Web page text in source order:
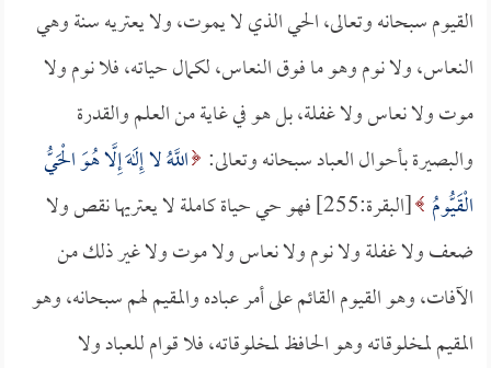
القيوم سبحانه وتعالى، الحي الذي لا يموت، ولا يعتريه سنة وهي
النعاس، ولا نوم وهو ما فوق النعاس، لكمال حياته، فلا نوم ولا
موت ولا نعاس ولا غفلة، بل هو في غاية من العلم والقدرة
والبصيرة بأحوال العباد سبحانه وتعالى: اللَّهُ لا إِلَهَ إِلَّا هُوَ الْحَيُّ
الْقَيُّومُ
[البقرة:255] فهو حي حياة كاملة لا يعتريها نقص ولا
ضعف ولا غفلة ولا نوم ولا نعاس ولا موت ولا غير ذلك من
الآفات، وهو القيوم القائم على أمر عباده والمقيم لهم سبحانه، وهو
المقيم لمخلوقاته وهو الحافظ لمخلوقاته، فلا قوام للعباد ولا